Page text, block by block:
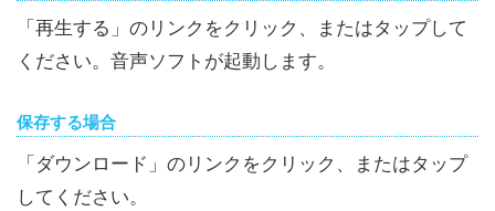
「再生する」のリンクをクリック、またはタップして
ください。音声ソフトが起動します。
保存する場合
「ダウンロード」のリンクをクリック、またはタップ
してください。